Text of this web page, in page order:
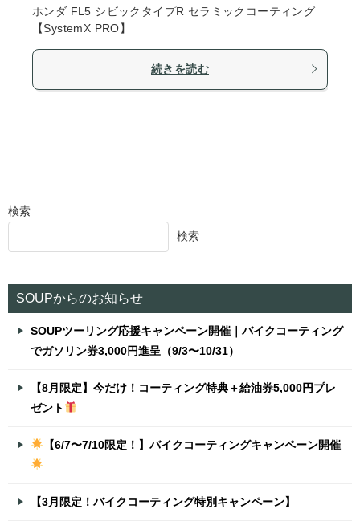
ホンダ FL5 シビックタイプR セラミックコーティング
【SystemX PRO】
続きを読む
検索
検索
SOUPからのお知らせ
SOUPツーリング応援キャンペーン開催｜バイクコーティング
でガソリン券3,000円進呈（9/3〜10/31）
【8月限定】今だけ！コーティング特典＋給油券5,000円プレ
ゼント
【6/7〜7/10限定！】バイクコーティングキャンペーン開催
【3月限定！バイクコーティング特別キャンペーン】